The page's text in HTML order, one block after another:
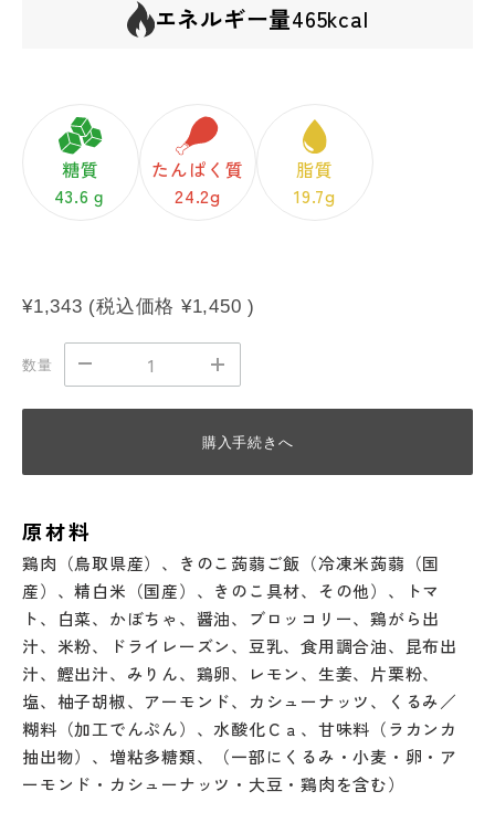
エネルギー量465kcal
糖質
43.6ｇ
たんぱく質
24.2g
脂質
19.7g
¥1,343 (税込価格 ¥1,450 )
数量
購入手続きへ
原材料
鶏肉（鳥取県産）、きのこ蒟蒻ご飯（冷凍米蒟蒻（国
産）、精白米（国産）、きのこ具材、その他）、トマ
ト、白菜、かぼちゃ、醤油、ブロッコリー、鶏がら出
汁、米粉、ドライレーズン、豆乳、食用調合油、昆布出
汁、鰹出汁、みりん、鶏卵、レモン、生姜、片栗粉、
塩、柚子胡椒、アーモンド、カシューナッツ、くるみ／
糊料（加工でんぷん）、水酸化Ｃａ、甘味料（ラカンカ
抽出物）、増粘多糖類、（一部にくるみ・小麦・卵・ア
ーモンド・カシューナッツ・大豆・鶏肉を含む）